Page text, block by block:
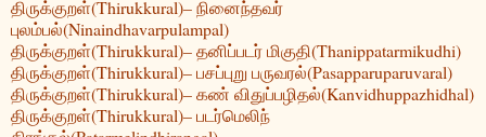
திருக்குறள்(Thirukkural)– நினைந்தவர்
புலம்பல்(Ninaindhavarpulampal)
திருக்குறள்(Thirukkural)– தனிப்படர் மிகுதி(Thanippatarmikudhi)
திருக்குறள்(Thirukkural)– பசப்புறு பருவரல்(Pasapparuparuvaral)
திருக்குறள்(Thirukkural)– கண் விதுப்பழிதல்(Kanvidhuppazhidhal)
திருக்குறள்(Thirukkural)– படர்மெலிந்